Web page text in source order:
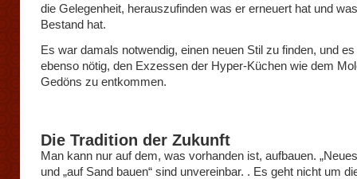
die Gelegenheit, herauszufinden was er erneuert hat und
Bestand hat.
Es war damals notwendig, einen neuen Stil zu finden, und
ebenso nötig, den Exzessen der Hyper-Küchen wie dem
Gedöns zu entkommen.
Die Tradition der Zukunft
Man kann nur auf dem, was vorhanden ist, aufbauen.
und „auf Sand bauen“ sind unvereinbar. . Es geht nicht um